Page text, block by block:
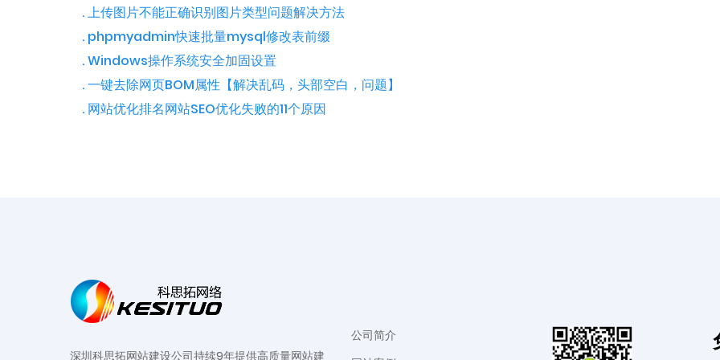
. 上传图片不能正确识别图片类型问题解决方法
. phpmyadmin快速批量mysql修改表前缀
. Windows操作系统安全加固设置
. 一键去除网页BOM属性【解决乱码，头部空白， 问题】
. 网站优化排名网站SEO优化失败的11个原因
深圳科思拓网站建设公司持续9年提供高质量网站建
公司简介